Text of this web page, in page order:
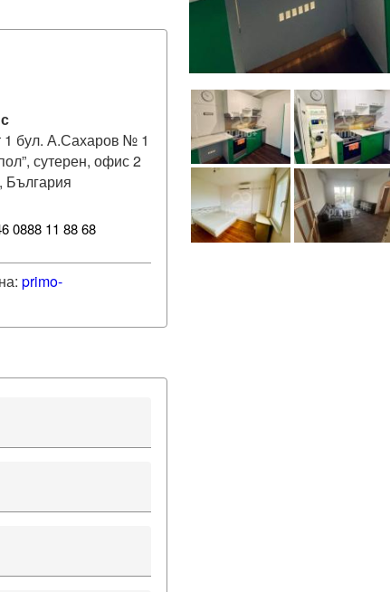
1 бул. А.Сахаров № 1
сутерен, офис 2
0888 11 88 68
primo-